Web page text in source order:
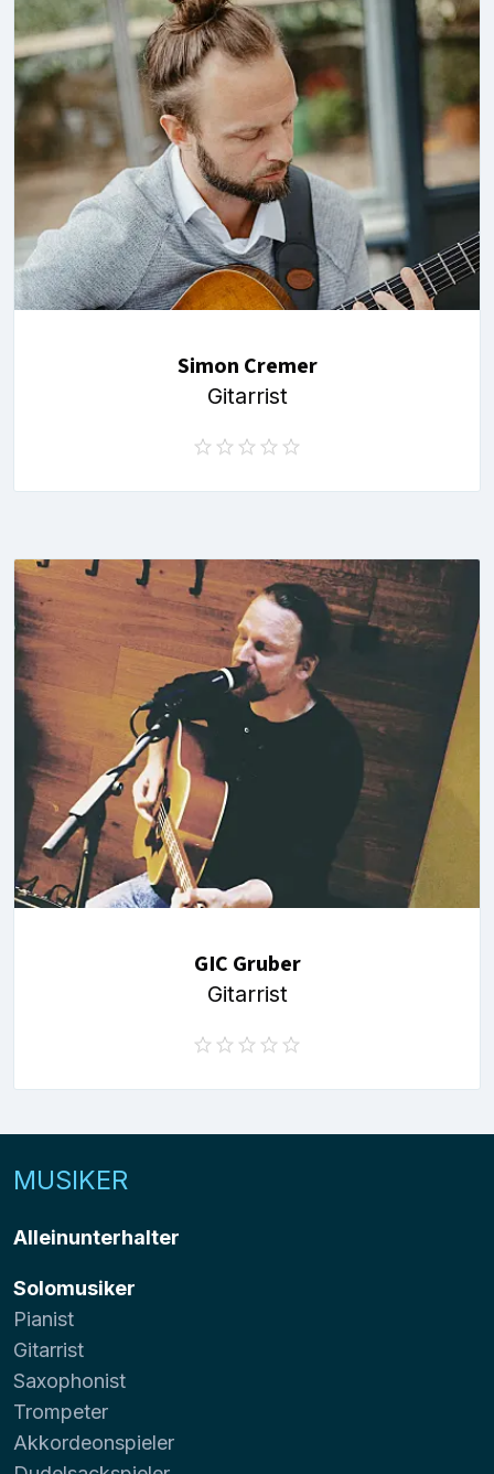
Simon Cremer
Gitarrist
GIC Gruber
Gitarrist
MUSIKER
Alleinunterhalter
Solomusiker
Pianist
Gitarrist
Saxophonist
Trompeter
Akkordeonspieler